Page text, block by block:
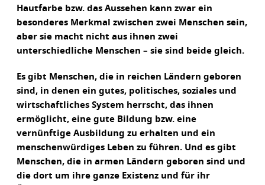
Hautfarbe bzw. das Aussehen kann zwar ein
besonderes Merkmal zwischen zwei Menschen sein,
aber sie macht nicht aus ihnen zwei
unterschiedliche Menschen – sie sind beide gleich.
Es gibt Menschen, die in reichen Ländern geboren
sind, in denen ein gutes, politisches, soziales und
wirtschaftliches System herrscht, das ihnen
ermöglicht, eine gute Bildung bzw. eine
vernünftige Ausbildung zu erhalten und ein
menschenwürdiges Leben zu führen. Und es gibt
Menschen, die in armen Ländern geboren sind und
die dort um ihre ganze Existenz und für ihr